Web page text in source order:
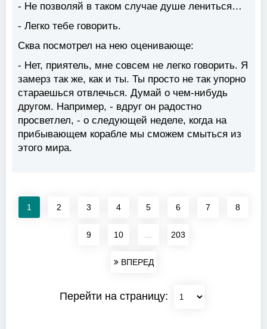
- Не позволяй в таком случае душе лениться…
- Легко тебе говорить.
Сква посмотрел на нею оценивающе:
- Нет, приятель, мне совсем не легко говорить. Я
замерз так же, как и ты. Ты просто не так упорно
стараешься отвлечься. Думай о чем-нибудь
другом. Например, - вдруг он радостно
просветлел, - о следующей неделе, когда на
прибывающем корабле мы сможем смыться из
этого мира.
1 2 3 4 5 6 7 8
9 10 ... 203
ВПЕРЕД
Перейти на страницу: